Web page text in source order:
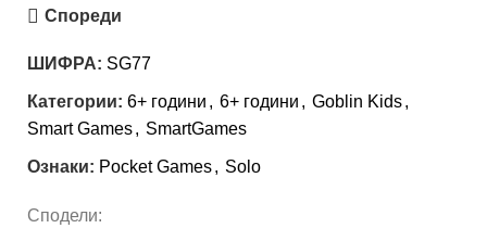
Спореди
ШИФРА: SG77
Категории: 6+ години , 6+ години , Goblin Kids,
Smart Games, SmartGames
Ознаки: Pocket Games, Solo
Сподели: